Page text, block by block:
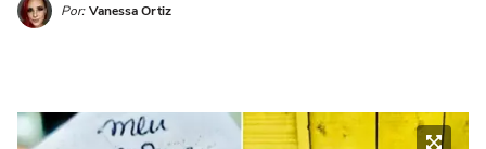
Por: Vanessa Ortiz